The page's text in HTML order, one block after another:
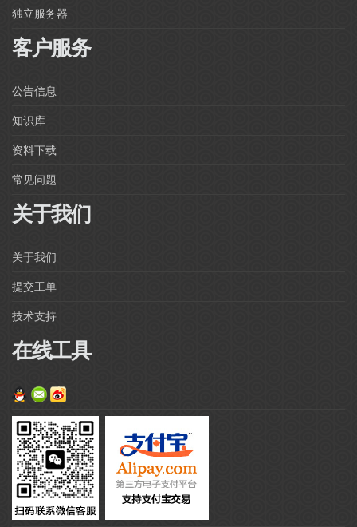
独立服务器
客户服务
公告信息
知识库
资料下载
常见问题
关于我们
关于我们
提交工单
技术支持
在线工具